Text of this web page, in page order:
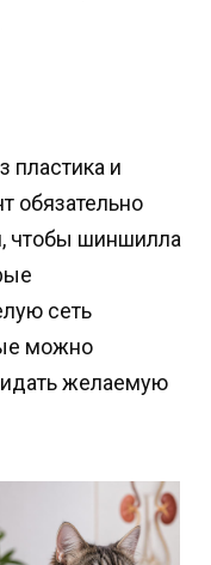
пластика и
обязательно
чтобы шиншилла
сеть
можно
желаемую